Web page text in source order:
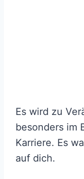
Es wird zu
besonders im
Karriere. Es
auf dich.